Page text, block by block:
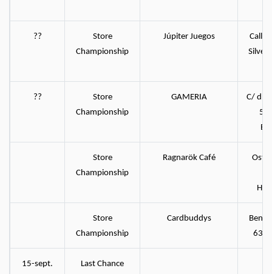
??
Store
Championship
Júpiter Juegos
Calle
??
Store
Championship
GAMERIA
C/
Store
Championship
Ragnarök Café
Store
Championship
Cardbuddys
15-sept.
Last Chance